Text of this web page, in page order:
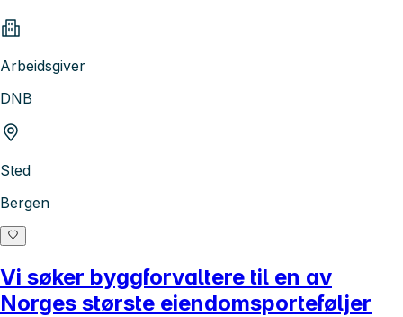
Arbeidsgiver
DNB
Sted
Bergen
Vi søker byggforvaltere til en av
Norges største eiendomsporteføljer